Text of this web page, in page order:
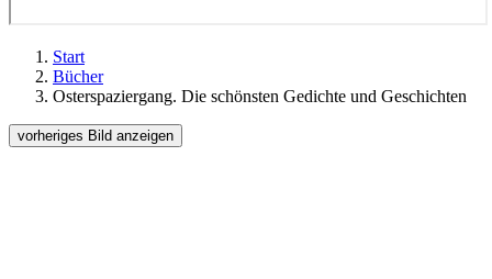
Start
Bücher
Osterspaziergang. Die schönsten Gedichte und Geschichten
vorheriges Bild anzeigen